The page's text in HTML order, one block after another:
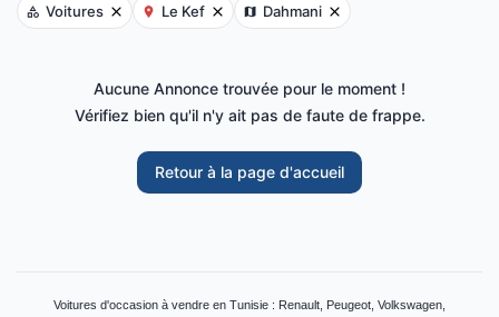
Voitures Le Kef Dahmani
Aucune Annonce trouvée pour le moment !
Vérifiez bien qu'il n'y ait pas de faute de frappe.
Retour à la page d'accueil
Voitures d'occasion à vendre en Tunisie : Renault, Peugeot, Volkswagen,